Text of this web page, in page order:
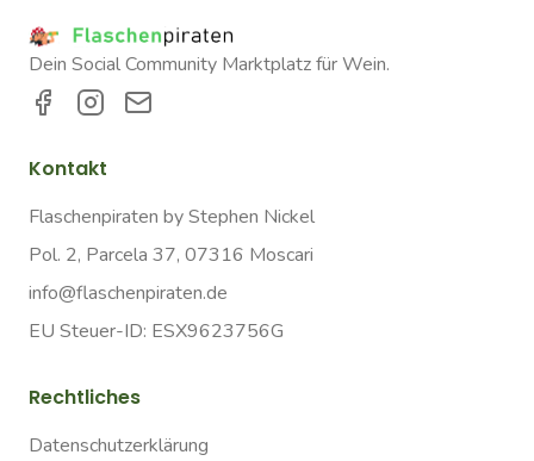
Dein Social Community Marktplatz für Wein.
Kontakt
Flaschenpiraten by Stephen Nickel
Pol. 2, Parcela 37, 07316 Moscari
info@flaschenpiraten.de
EU Steuer-ID: ESX9623756G
Rechtliches
Datenschutzerklärung